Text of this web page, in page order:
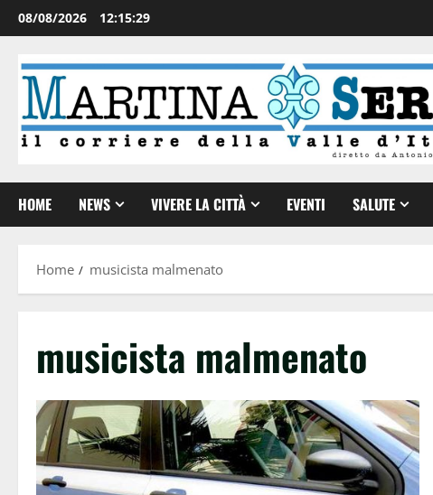
08/08/2026 12:15:30
HOME NEWS VIVERE LA CITTÀ EVENTI SALUTE
Home musicista malmenato
musicista malmenato